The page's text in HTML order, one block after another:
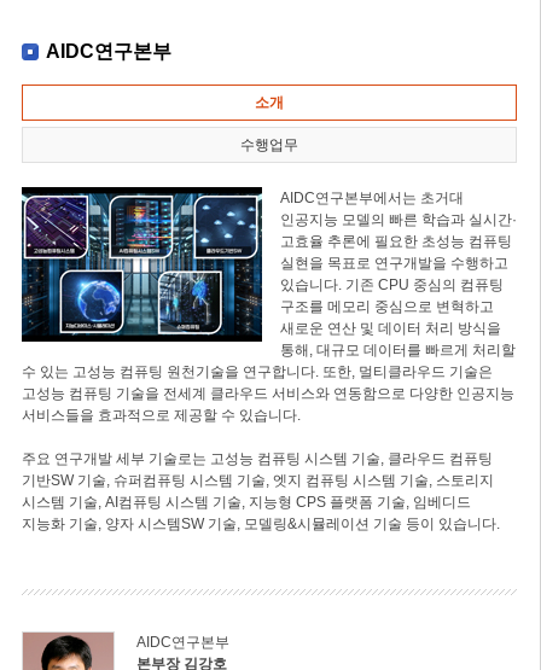
AIDC연구본부
소개
수행업무
AIDC연구본부에서는 초거대
인공지능 모델의 빠른 학습과 실시간·
고효율 추론에 필요한 초성능 컴퓨팅
실현을 목표로 연구개발을 수행하고
있습니다. 기존 CPU 중심의 컴퓨팅
구조를 메모리 중심으로 변혁하고
새로운 연산 및 데이터 처리 방식을
통해, 대규모 데이터를 빠르게 처리할
수 있는 고성능 컴퓨팅 원천기술을 연구합니다. 또한, 멀티클라우드 기술은
고성능 컴퓨팅 기술을 전세계 클라우드 서비스와 연동함으로 다양한 인공지능
서비스들을 효과적으로 제공할 수 있습니다.
주요 연구개발 세부 기술로는 고성능 컴퓨팅 시스템 기술, 클라우드 컴퓨팅
기반SW 기술, 슈퍼컴퓨팅 시스템 기술, 엣지 컴퓨팅 시스템 기술, 스토리지
시스템 기술, AI컴퓨팅 시스템 기술, 지능형 CPS 플랫폼 기술, 임베디드
지능화 기술, 양자 시스템SW 기술, 모델링&시뮬레이션 기술 등이 있습니다.
AIDC연구본부
본부장 김강호